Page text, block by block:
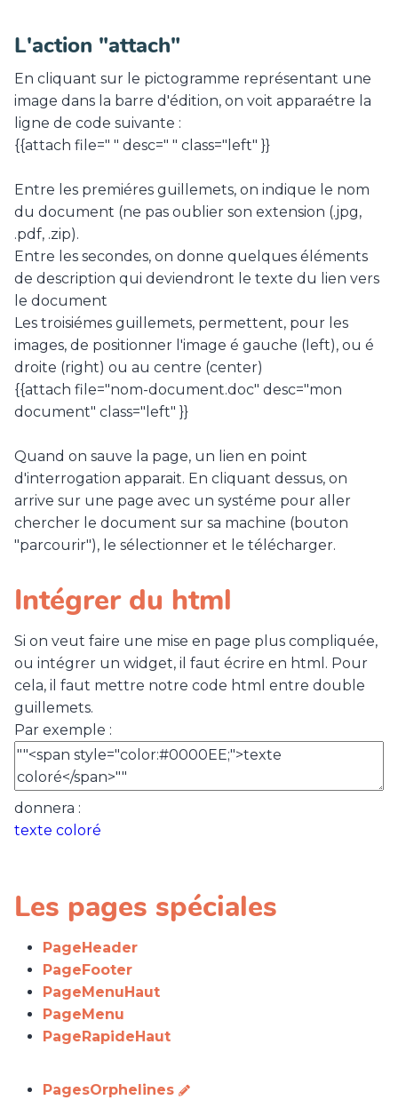
L'action "attach"
En cliquant sur le pictogramme représentant une
image dans la barre d'édition, on voit apparaétre la
ligne de code suivante :
{{attach file=" " desc=" " class="left" }}
Entre les premiéres guillemets, on indique le nom
du document (ne pas oublier son extension (.jpg,
.pdf, .zip).
Entre les secondes, on donne quelques éléments
de description qui deviendront le texte du lien vers
le document
Les troisiémes guillemets, permettent, pour les
images, de positionner l'image é gauche (left), ou é
droite (right) ou au centre (center)
{{attach file="nom-document.doc" desc="mon
document" class="left" }}
Quand on sauve la page, un lien en point
d'interrogation apparait. En cliquant dessus, on
arrive sur une page avec un systéme pour aller
chercher le document sur sa machine (bouton
"parcourir"), le sélectionner et le télécharger.
Intégrer du html
Si on veut faire une mise en page plus compliquée,
ou intégrer un widget, il faut écrire en html. Pour
cela, il faut mettre notre code html entre double
guillemets.
Par exemple :
donnera :
texte coloré
Les pages spéciales
PageHeader
PageFooter
PageMenuHaut
PageMenu
PageRapideHaut
PagesOrphelines